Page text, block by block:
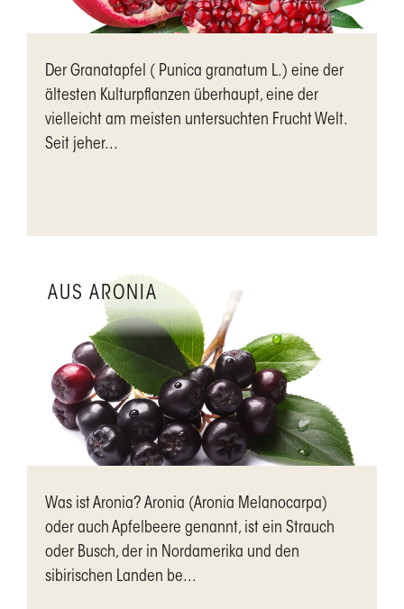
Der Granatapfel ( Punica granatum L.) eine der
ältesten Kulturpflanzen überhaupt, eine der
vielleicht am meisten untersuchten Frucht Welt.
Seit jeher...
AUS ARONIA
Was ist Aronia? Aronia (Aronia Melanocarpa)
oder auch Apfelbeere genannt, ist ein Strauch
oder Busch, der in Nordamerika und den
sibirischen Landen be...